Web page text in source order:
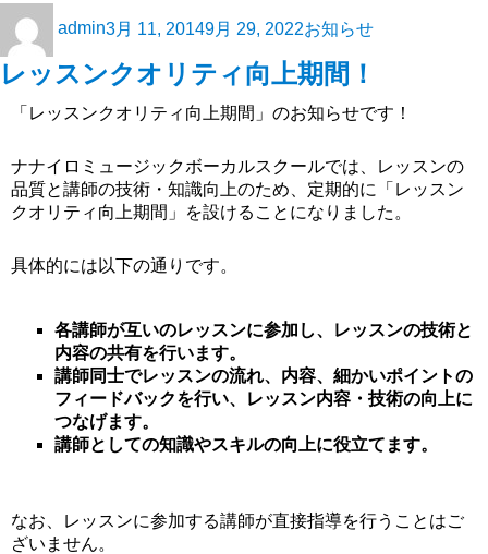
admin3月 11, 20149月 29, 2022お知らせ
レッスンクオリティ向上期間！
「レッスンクオリティ向上期間」のお知らせです！
ナナイロミュージックボーカルスクールでは、レッスンの
品質と講師の技術・知識向上のため、定期的に「レッスン
クオリティ向上期間」を設けることになりました。
具体的には以下の通りです。
各講師が互いのレッスンに参加し、レッスンの技術と
内容の共有を行います。
講師同士でレッスンの流れ、内容、細かいポイントの
フィードバックを行い、レッスン内容・技術の向上に
つなげます。
講師としての知識やスキルの向上に役立てます。
なお、レッスンに参加する講師が直接指導を行うことはご
ざいません。